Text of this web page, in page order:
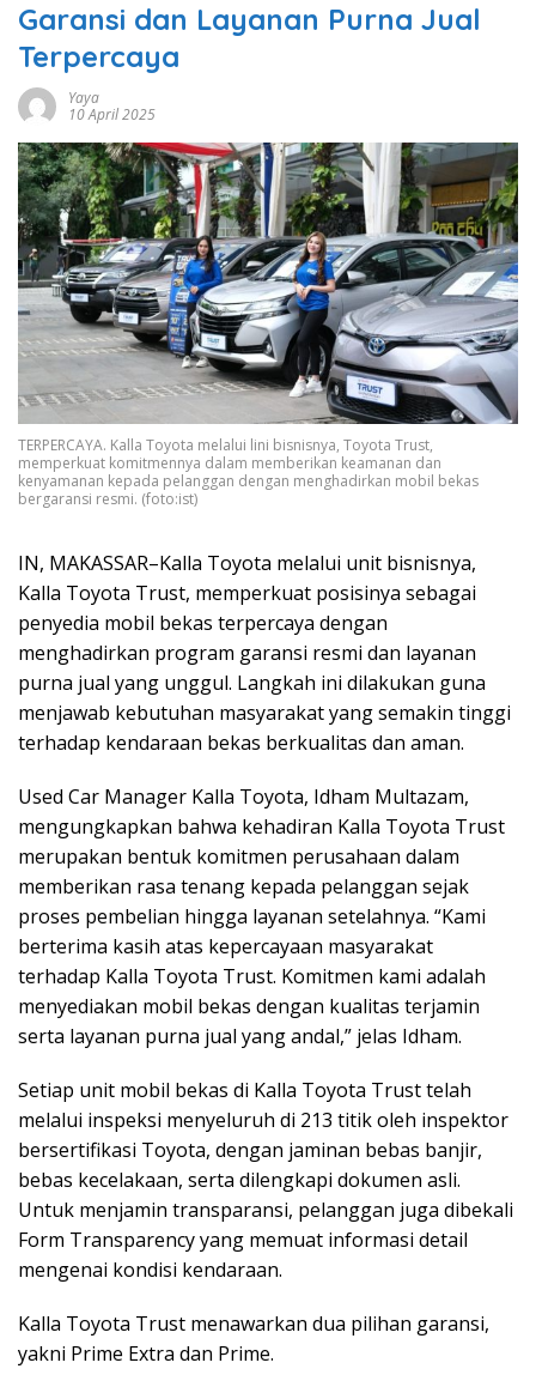
Garansi dan Layanan Purna Jual
Terpercaya
Yaya
10 April 2025
TERPERCAYA. Kalla Toyota melalui lini bisnisnya, Toyota Trust,
memperkuat komitmennya dalam memberikan keamanan dan
kenyamanan kepada pelanggan dengan menghadirkan mobil bekas
bergaransi resmi. (foto:ist)
IN, MAKASSAR–Kalla Toyota melalui unit bisnisnya,
Kalla Toyota Trust, memperkuat posisinya sebagai
penyedia mobil bekas terpercaya dengan
menghadirkan program garansi resmi dan layanan
purna jual yang unggul. Langkah ini dilakukan guna
menjawab kebutuhan masyarakat yang semakin tinggi
terhadap kendaraan bekas berkualitas dan aman.
Used Car Manager Kalla Toyota, Idham Multazam,
mengungkapkan bahwa kehadiran Kalla Toyota Trust
merupakan bentuk komitmen perusahaan dalam
memberikan rasa tenang kepada pelanggan sejak
proses pembelian hingga layanan setelahnya. “Kami
berterima kasih atas kepercayaan masyarakat
terhadap Kalla Toyota Trust. Komitmen kami adalah
menyediakan mobil bekas dengan kualitas terjamin
serta layanan purna jual yang andal,” jelas Idham.
Setiap unit mobil bekas di Kalla Toyota Trust telah
melalui inspeksi menyeluruh di 213 titik oleh inspektor
bersertifikasi Toyota, dengan jaminan bebas banjir,
bebas kecelakaan, serta dilengkapi dokumen asli.
Untuk menjamin transparansi, pelanggan juga dibekali
Form Transparency yang memuat informasi detail
mengenai kondisi kendaraan.
Kalla Toyota Trust menawarkan dua pilihan garansi,
yakni Prime Extra dan Prime.